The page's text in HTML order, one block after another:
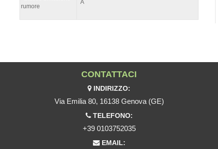
rumore
A
CONTATTACI
INDIRIZZO:
Via Emilia 80, 16138 Genova (GE)
TELEFONO:
+39 0103752035
EMAIL: